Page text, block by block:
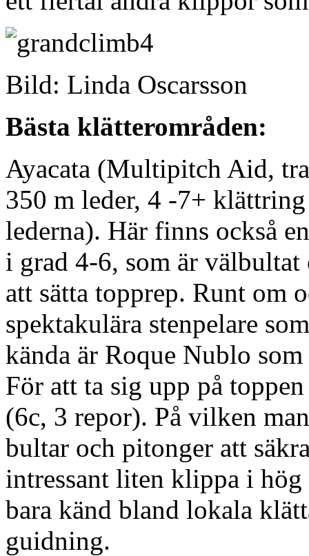
Bild: Linda Oscarsson
Bästa klätterområden:
Ayacata (Multipitch Aid,
350 m leder, 4 -7+
lederna). Här finns också
i grad 4-6, som är
att sätta topprep. Runt om
spektakulära stenpelare
kända är Roque Nublo
För att ta sig upp på
(6c, 3 repor). På vilken
bultar och pitonger att
intressant liten klippa i
bara känd bland lokala
guidning.